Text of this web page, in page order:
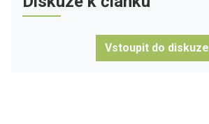
Vstoupit do diskuze